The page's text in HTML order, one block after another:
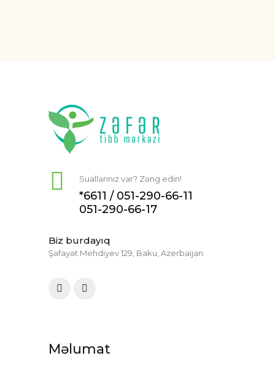
Suallarınız var? Zəng edin!
*6611 / 051-290-66-11
051-290-66-17
Biz burdayıq
Şəfayət Mehdiyev 129, Baku, Azerbaijan
Məlumat